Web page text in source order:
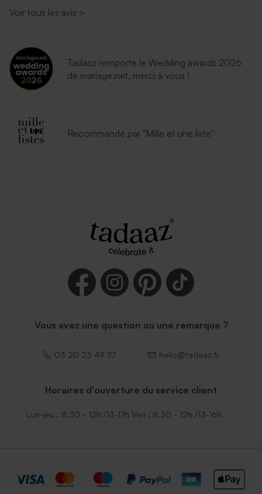
Voir tous les avis >
Tadaaz remporte le Wedding awards 2026
de mariage.net, merci à vous !
Recommandé par "Mille et une liste"
Vous avez une question ou une remarque ?
03 20 23 49 77 hello@tadaaz.fr
Horaires d'ouverture du service client
Lun-jeu : 8.30 - 12h /13-17h Ven : 8.30 - 12h /13-16h